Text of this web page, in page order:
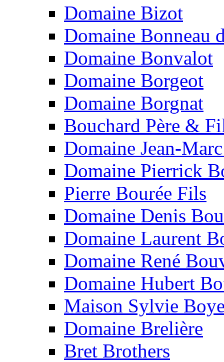
Domaine Bizot
Domaine Bonneau
Domaine Bonvalot
Domaine Borgeot
Domaine Borgnat
Bouchard Père &
Domaine Jean-
Domaine Pierrick
Pierre Bourée Fils
Domaine Denis
Domaine Laurent
Domaine René
Domaine Hubert
Maison Sylvie
Domaine Brelière
Bret Brothers